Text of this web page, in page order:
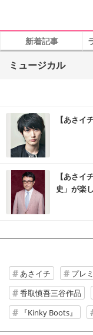
新着記事
ミュージカル
【あさイ
【あさイ
史」が楽
あさイチ プレ
香取慎吾三谷作品
『Kinky Boots』